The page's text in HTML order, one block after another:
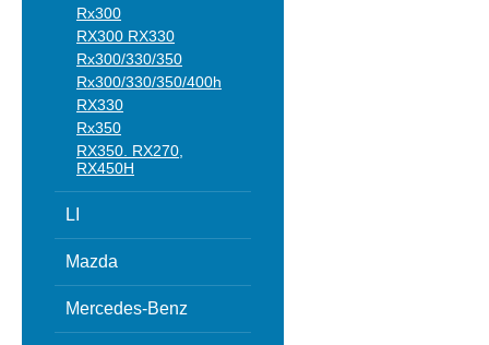
Rx300
RX300 RX330
Rx300/330/350
Rx300/330/350/400h
RX330
Rx350
RX350. RX270,
RX450H
LI
Mazda
Mercedes-Benz